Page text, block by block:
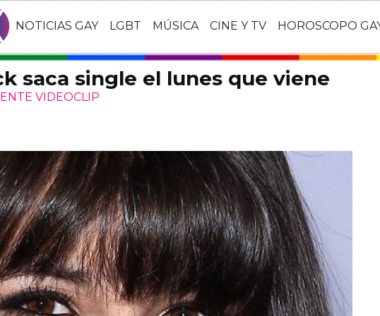
NOTICIAS GAY LGBT MÚSICA CINE Y TV HOROSCOPO
saca single el lunes que viene
VIDEOCLIP